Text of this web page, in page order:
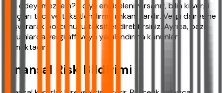
" Ya ödeyemezsem? " diye endişeleniyorsanız, bilin ki vergi
borçları tecil ve taksitlendirme imkanı vardır. Vergi dairesine
başvurarak borcunuzu taksitlendirebilirsiniz. Ayrıca, bazı
durumlarda vergi affı veya yapılandırma kanunları
çıkmaktadır.
Finansal Risk Bildirimi